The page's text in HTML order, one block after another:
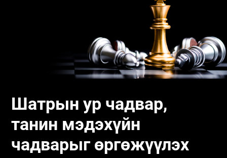
Шатрын ур чадвар,
танин мэдэхүйн
чадварыг өргөжүүлэх